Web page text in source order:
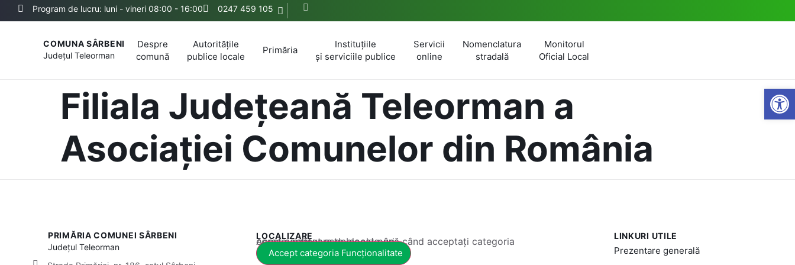
Program de lucru: luni - vineri 08:00 - 16:00 0247 459 105
COMUNA SÂRBENI
JudețulTeleorman
Despre
comună
Autoritățile
publice locale
Primăria
Instituțiile
și serviciile publice
Servicii
online
Nomenclatura
stradală
Monitorul
Oficial Local
Filiala Județeană Teleorman a
Asociației Comunelor din România
PRIMĂRIA COMUNEI SÂRBENI
JudețulTeleorman
LOCALIZARE
Acest conținut este blocat până când acceptați categoria corespunzătoare de cookie-uri.
Accept categoria Funcționalitate
LINKURI UTILE
Prezentare generală